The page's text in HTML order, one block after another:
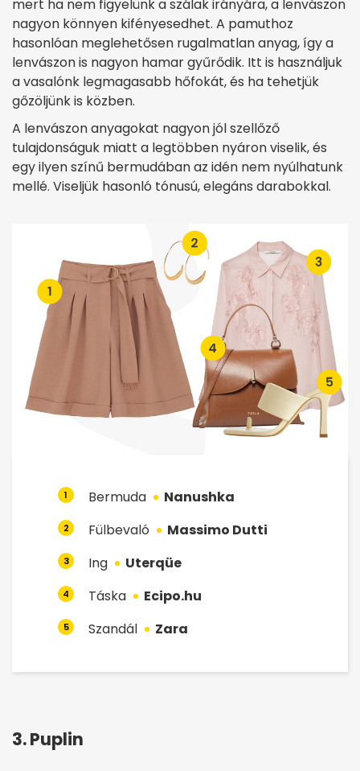
mert ha nem figyelünk a szálak irányára, a lenvászon
nagyon könnyen kifényesedhet. A pamuthoz
hasonlóan meglehetősen rugalmatlan anyag, így a
lenvászon is nagyon hamar gyűrődik. Itt is használjuk
a vasalónk legmagasabb hőfokát, és ha tehetjük
gőzöljünk is közben.
A lenvászon anyagokat nagyon jól szellőző
tulajdonságuk miatt a legtöbben nyáron viselik, és
egy ilyen színű bermudában az idén nem nyúlhatunk
mellé. Viseljük hasonló tónusú, elegáns darabokkal.
1 Bermuda Nanushka
2 Fülbevaló Massimo Dutti
3 Ing Uterqüe
4 Táska Ecipo.hu
5 Szandál Zara
3. Puplin